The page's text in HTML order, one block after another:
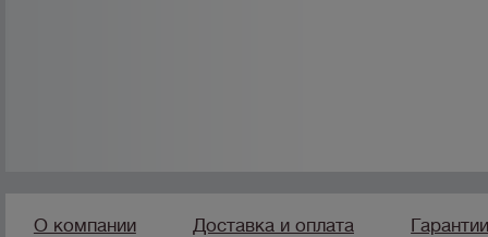
О компании Доставка и оплата